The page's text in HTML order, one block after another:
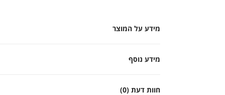
מידע על המוצר
מידע נוסף
חוות דעת (0)